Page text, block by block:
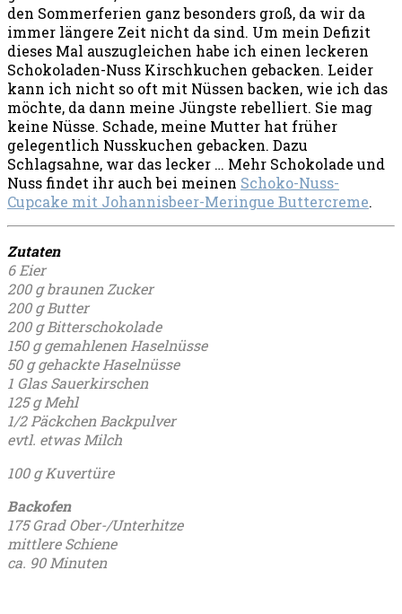
den Sommerferien ganz besonders groß, da wir da
immer längere Zeit nicht da sind. Um mein Defizit
dieses Mal auszugleichen habe ich einen leckeren
Schokoladen-Nuss Kirschkuchen gebacken. Leider
kann ich nicht so oft mit Nüssen backen, wie ich das
möchte, da dann meine Jüngste rebelliert. Sie mag
keine Nüsse. Schade, meine Mutter hat früher
gelegentlich Nusskuchen gebacken. Dazu
Schlagsahne, war das lecker … Mehr Schokolade und
Nuss findet ihr auch bei meinen Schoko-Nuss-
Cupcake mit Johannisbeer-Meringue Buttercreme.
Zutaten
6 Eier
200 g braunen Zucker
200 g Butter
200 g Bitterschokolade
150 g gemahlenen Haselnüsse
50 g gehackte Haselnüsse
1 Glas Sauerkirschen
125 g Mehl
1/2 Päckchen Backpulver
evtl. etwas Milch
100 g Kuvertüre
Backofen
175 Grad Ober-/Unterhitze
mittlere Schiene
ca. 90 Minuten